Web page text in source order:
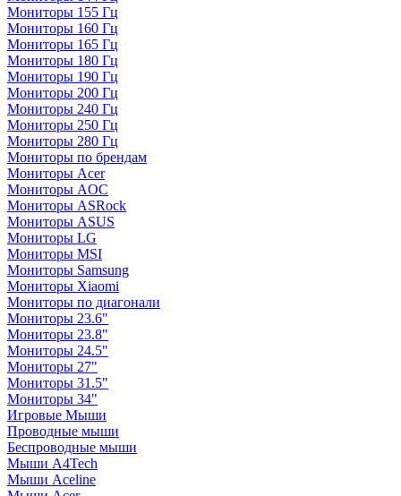
Мониторы 155 Гц
Мониторы 160 Гц
Мониторы 165 Гц
Мониторы 180 Гц
Мониторы 190 Гц
Мониторы 200 Гц
Мониторы 240 Гц
Мониторы 250 Гц
Мониторы 280 Гц
Мониторы по брендам
Мониторы Acer
Мониторы AOC
Мониторы ASRock
Мониторы ASUS
Мониторы LG
Мониторы MSI
Мониторы Samsung
Мониторы Xiaomi
Мониторы по диагонали
Мониторы 23.6"
Мониторы 23.8"
Мониторы 24.5"
Мониторы 27"
Мониторы 31.5"
Мониторы 34"
Игровые Мыши
Проводные мыши
Беспроводные мыши
Мыши A4Tech
Мыши Aceline